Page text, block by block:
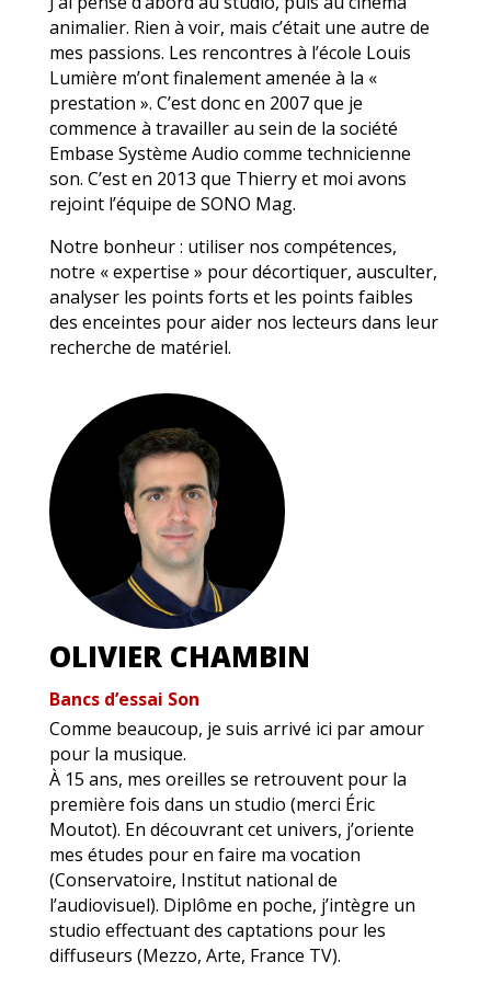
animalier. Rien à voir, mais c’était une autre de
mes passions. Les rencontres à l’école Louis
Lumière m’ont finalement amenée à la «
prestation ». C’est donc en 2007 que je
commence à travailler au sein de la société
Embase Système Audio comme technicienne
son. C’est en 2013 que Thierry et moi avons
rejoint l’équipe de SONO Mag.
Notre bonheur : utiliser nos compétences,
notre « expertise » pour décortiquer, ausculter,
analyser les points forts et les points faibles
des enceintes pour aider nos lecteurs dans leur
recherche de matériel.
OLIVIER CHAMBIN
Bancs d’essai Son
Comme beaucoup, je suis arrivé ici par amour
pour la musique.
À 15 ans, mes oreilles se retrouvent pour la
première fois dans un studio (merci Éric
Moutot). En découvrant cet univers, j’oriente
mes études pour en faire ma vocation
(Conservatoire, Institut national de
l’audiovisuel). Diplôme en poche, j’intègre un
studio effectuant des captations pour les
diffuseurs (Mezzo, Arte, France TV).